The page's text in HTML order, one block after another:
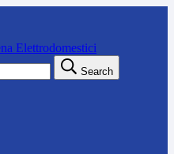
Search